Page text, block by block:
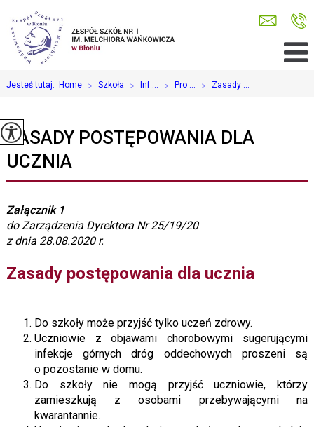
Jesteś tutaj: Home > Szkoła > Inf ... > Pro ... > Zasady ...
ZASADY POSTĘPOWANIA DLA
UCZNIA
Załącznik 1
do Zarządzenia Dyrektora Nr 25/19/20
z dnia 28.08.2020 r.
Zasady postępowania dla ucznia
Do szkoły może przyjść tylko uczeń zdrowy.
Uczniowie z objawami chorobowymi sugerującymi
infekcje górnych dróg oddechowych proszeni są
o pozostanie w domu.
Do szkoły nie mogą przyjść uczniowie, którzy
zamieszkują z osobami przebywającymi na
kwarantannie.